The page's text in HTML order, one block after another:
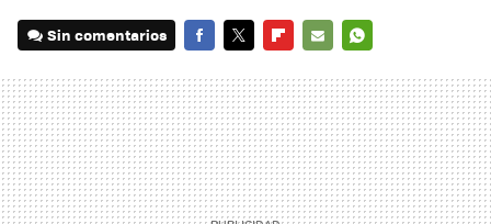
Sin comentarios
MAIL